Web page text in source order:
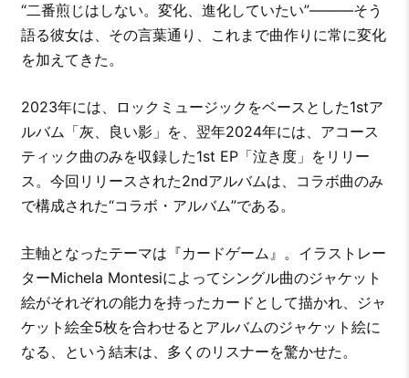
“二番煎じはしない。変化、進化していたい”―――そう
語る彼女は、その言葉通り、これまで曲作りに常に変化
を加えてきた。
2023年には、ロックミュージックをベースとした1stア
ルバム「灰、良い影」を、翌年2024年には、アコース
ティック曲のみを収録した1st EP「泣き度」をリリー
ス。今回リリースされた2ndアルバムは、コラボ曲のみ
で構成された“コラボ・アルバム”である。
主軸となったテーマは『カードゲーム』。イラストレー
ターMichela Montesiによってシングル曲のジャケット
絵がそれぞれの能力を持ったカードとして描かれ、ジャ
ケット絵全5枚を合わせるとアルバムのジャケット絵に
なる、という結末は、多くのリスナーを驚かせた。